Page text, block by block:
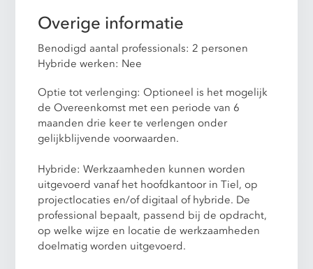
Overige informatie
Benodigd aantal professionals: 2 personen
Hybride werken: Nee
Optie tot verlenging: Optioneel is het mogelijk
de Overeenkomst met een periode van 6
maanden drie keer te verlengen onder
gelijkblijvende voorwaarden.
Hybride: Werkzaamheden kunnen worden
uitgevoerd vanaf het hoofdkantoor in Tiel, op
projectlocaties en/of digitaal of hybride. De
professional bepaalt, passend bij de opdracht,
op welke wijze en locatie de werkzaamheden
doelmatig worden uitgevoerd.